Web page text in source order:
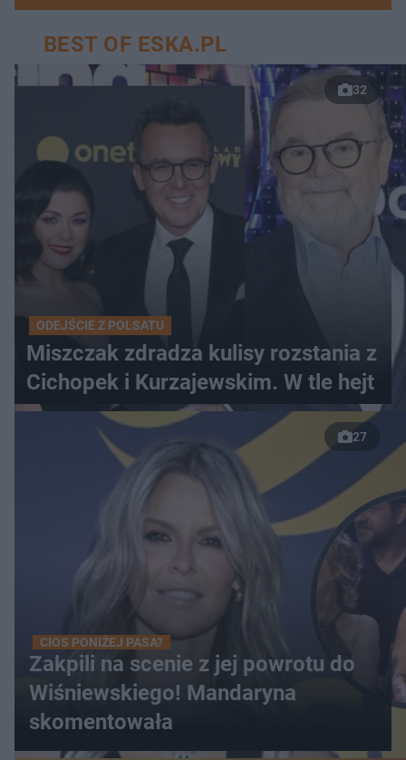
BEST OF ESKA.PL
32
ODEJŚCIE Z POLSATU
Miszczak zdradza kulisy rozstania z
Cichopek i Kurzajewskim. W tle hejt
27
CIOS PONIŻEJ PASA?
Zakpili na scenie z jej powrotu do
Wiśniewskiego! Mandaryna
skomentowała